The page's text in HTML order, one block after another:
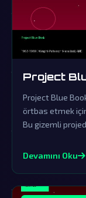
Project
Project Blue
örtbas etmek
Bu gizemli
içeriyor.
Devamını Oku